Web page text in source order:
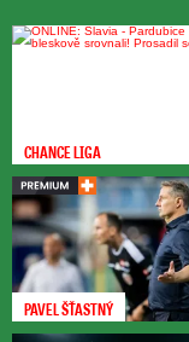
Na
například v
Řečici. Na
zatopených
Pro aktuální
Blesku
CHANCE LIGA
PAVEL ŠŤASTNÝ